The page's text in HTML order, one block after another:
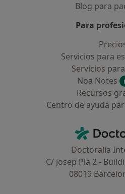
Blog para
Para
Servicios para
Servicios
Noa Notes
Recursos
Centro de ayuda
Doctoralia
C/ Josep Pla 2 -
08019